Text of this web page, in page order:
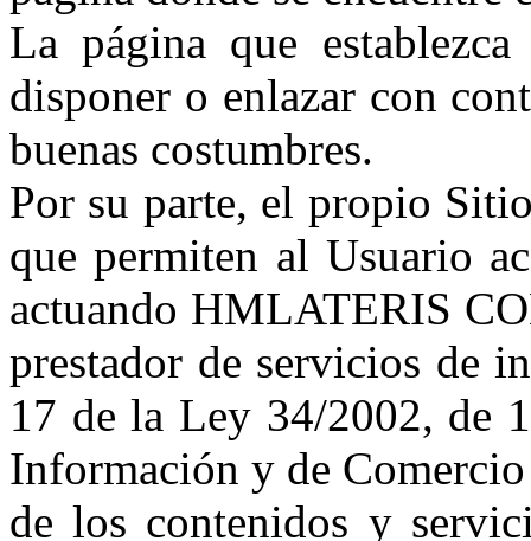
La página que
disponer o enlazar con
buenas costumbres.
Por su parte, el propio
que permiten al Usuario
actuando HMLATERIS
prestador de servicios de
17 de la Ley 34/2002, de
Información y de
de los contenidos y